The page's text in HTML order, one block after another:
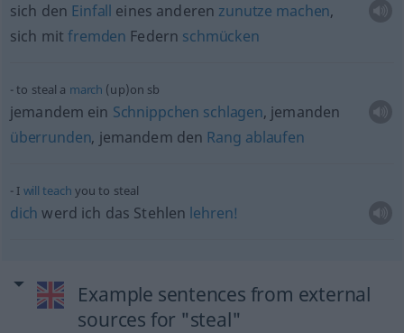
sich den Einfall eines anderen zunutze machen,
sich mitfremden Federn schmücken
to steal a march (up)on sb
jemandem ein Schnippchen schlagen, jemanden
überrunden, jemandem den Rang ablaufen
I will teach you to steal
dich werd ich das Stehlen lehren!
Example sentences from external
sources for "steal"